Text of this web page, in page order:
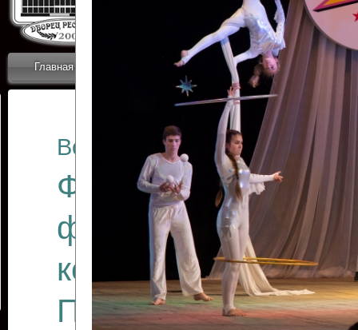
Главная Коллективы Новости
ОТЧЕТЫ ГКЦ
Все отчеты
Финал
фестиваля
коллективов
Приднестровского